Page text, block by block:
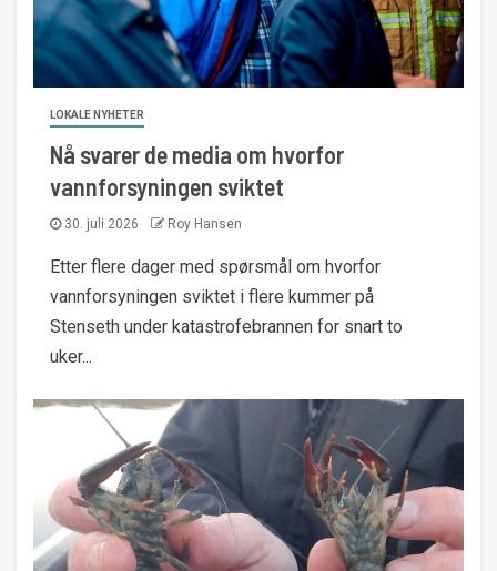
LOKALE NYHETER
Nå svarer de media om hvorfor
vannforsyningen sviktet
30. juli 2026 Roy Hansen
Etter flere dager med spørsmål om hvorfor
vannforsyningen sviktet i flere kummer på
Stenseth under katastrofebrannen for snart to
uker...